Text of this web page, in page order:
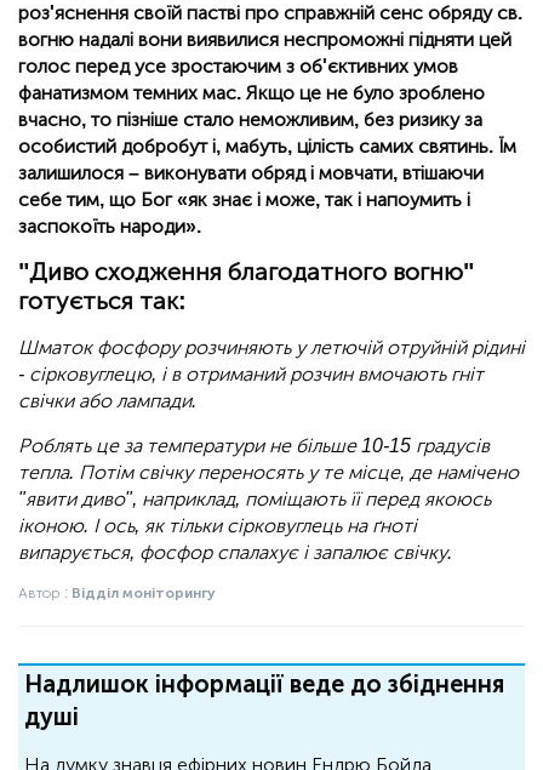
роз'яснення своїй пастві про справжній сенс обряду св.
вогню надалі вони виявилися неспроможні підняти цей
голос перед усе зростаючим з об'єктивних умов
фанатизмом темних мас. Якщо це не було зроблено
вчасно, то пізніше стало неможливим, без ризику за
особистий добробут і, мабуть, цілість самих святинь. Їм
залишилося – виконувати обряд і мовчати, втішаючи
себе тим, що Бог «як знає і може, так і напоумить і
заспокоїть народи».
"Диво сходження благодатного вогню"
готується так:
Шматок фосфору розчиняють у летючій отруйній рідині
- сірковуглецю, і в отриманий розчин вмочають гніт
свічки або лампади.
Роблять це за температури не більше 10-15 градусів
тепла. Потім свічку переносять у те місце, де намічено
"явити диво", наприклад, поміщають її перед якоюсь
іконою. І ось, як тільки сірковуглець на ґноті
випарується, фосфор спалахує і запалює свічку.
Автор : Відділ моніторингу
Надлишок інформації веде до збіднення
душі
На думку знавця ефірних новин Ендрю Бойда